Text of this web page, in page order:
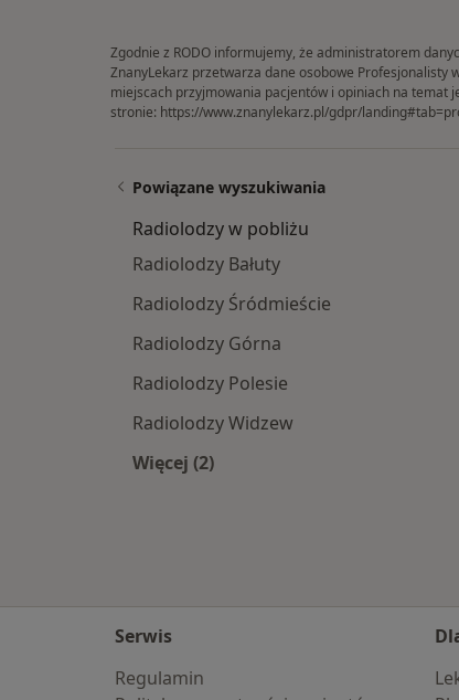
Zgodnie z RODO informujemy, że administratorem
ZnanyLekarz przetwarza dane osobowe Profesjonalisty
miejscach przyjmowania pacjentów i opiniach na temat
stronie: https://www.znanylekarz.pl/gdpr/
Powiązane wyszukiwania
Radiolodzy w pobliżu
Radiolodzy Bałuty
Radiolodzy Śródmieście
Radiolodzy Górna
Radiolodzy Polesie
Radiolodzy Widzew
Więcej (2)
Serwis
Regulamin